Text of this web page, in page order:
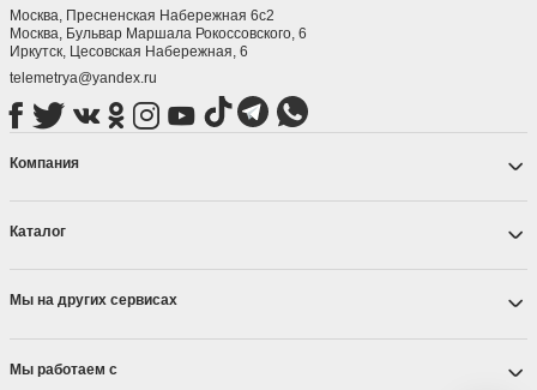
Москва, Пресненская Набережная 6с2
Москва, ​Бульвар Маршала Рокоссовского, 6
Иркутск, ​Цесовская Набережная, 6
telemetrya@yandex.ru
Компания
Каталог
Мы на других сервисах
Мы работаем с